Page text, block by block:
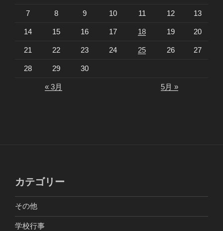
7 8 9 10 11 12 13
14 15 16 17 18 19 20
21 22 23 24 25 26 27
28 29 30
« 3月 5月 »
カテゴリー
その他
学校行事